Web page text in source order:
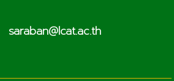
saraban@lcat.ac.th